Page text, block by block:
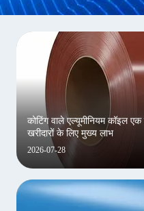
2026-07-28
कोटिंग वाले एल्यूमीनियम कॉइल एक
खरीदारों के लिए मुख्य लाभ